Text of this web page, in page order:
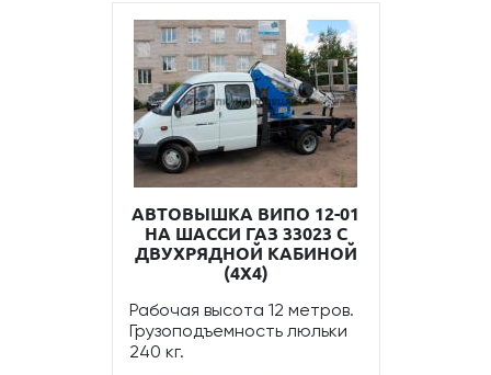
АВТОВЫШКА ВИПО 12-01
НА ШАССИ ГАЗ 33023 С
ДВУХРЯДНОЙ КАБИНОЙ
(4Х4)
Рабочая высота 12 метров.
Грузоподъемность люльки
240 кг.